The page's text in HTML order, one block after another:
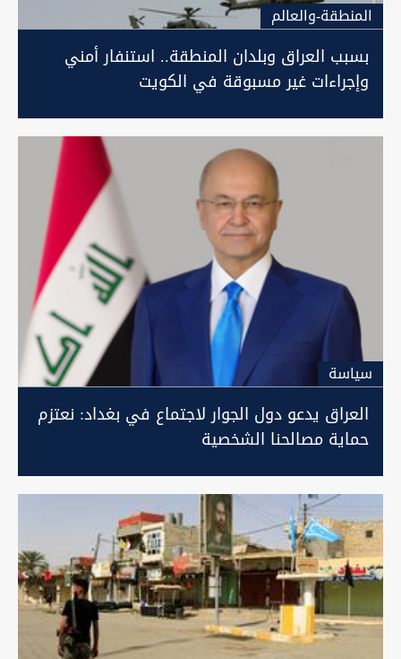
المنطقة-والعالم
بسبب العراق وبلدان المنطقة.. استنفار أمني
وإجراءات غير مسبوقة في الكويت
سیاسة
العراق يدعو دول الجوار لاجتماع في بغداد: نعتزم
حماية مصالحنا الشخصية